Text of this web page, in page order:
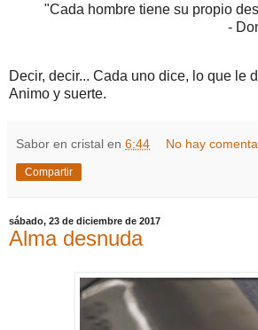
"Cada hombre tiene su propio
-
Decir, decir... Cada uno dice, lo que le
Animo y suerte.
Sabor en cristal en 6:44 No hay
Compartir
sábado, 23 de diciembre de 2017
Alma desnuda